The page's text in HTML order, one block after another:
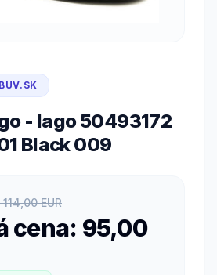
- Iago 50493172
Black 009
EUR
cena: 95,00